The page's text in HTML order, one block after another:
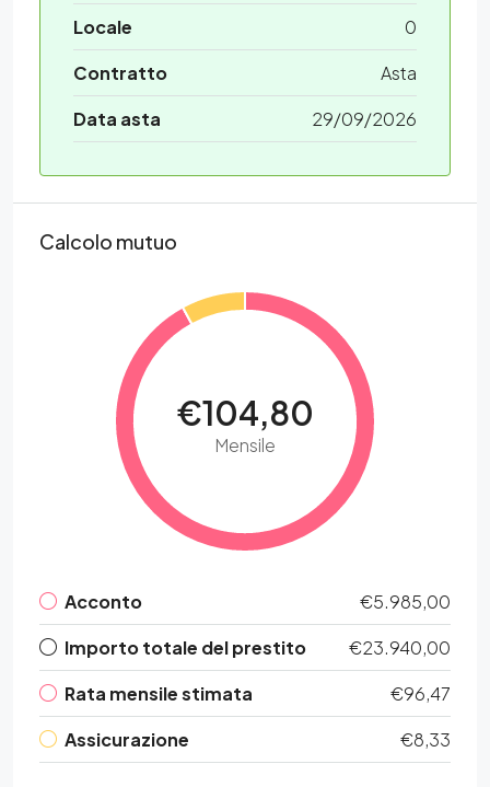
Locale
0
Contratto
Asta
Data asta
29/09/2026
Calcolo mutuo
€104,80
Mensile
Acconto
€5.985,00
Importo totale del prestito
€23.940,00
Rata mensile stimata
€96,47
Assicurazione
€8,33